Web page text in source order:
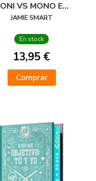
VS MONO EN
PUERCO Y ALMA
JAMIE SMART
En stock
13,95 €
Comprar